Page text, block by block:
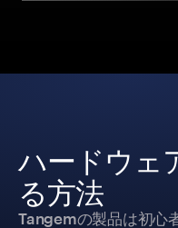
ハードウェ
る方法
Tangemの製品は初心